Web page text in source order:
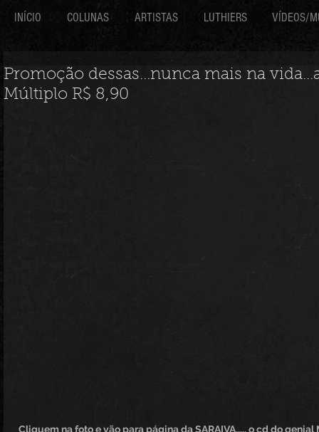
INÍCIO COLUNAS ARTISTAS LUTHIERS VÍDEOS/
Promoção dessas...nunca mais na
Múltiplo R$ 8,90